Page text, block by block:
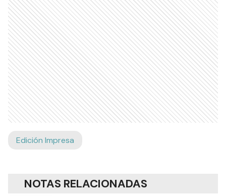
Edición Impresa
NOTAS RELACIONADAS